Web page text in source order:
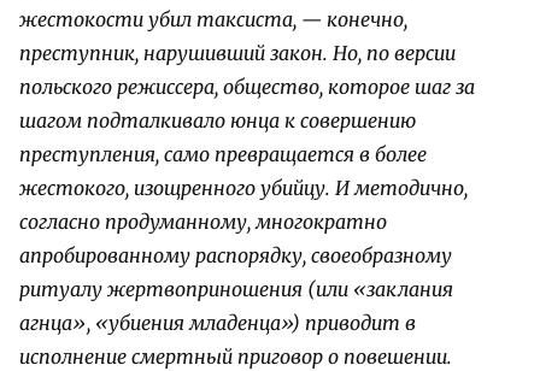
жестокости убил таксиста, — конечно,
преступник, нарушивший закон. Но, по версии
польского режиссера, общество, которое шаг за
шагом подталкивало юнца к совершению
преступления, само превращается в более
жестокого, изощренного убийцу. И методично,
согласно продуманному, многократно
апробированному распорядку, своеобразному
ритуалу жертвоприношения (или «заклания
агнца», «убиения младенца») приводит в
исполнение смертный приговор о повешении.